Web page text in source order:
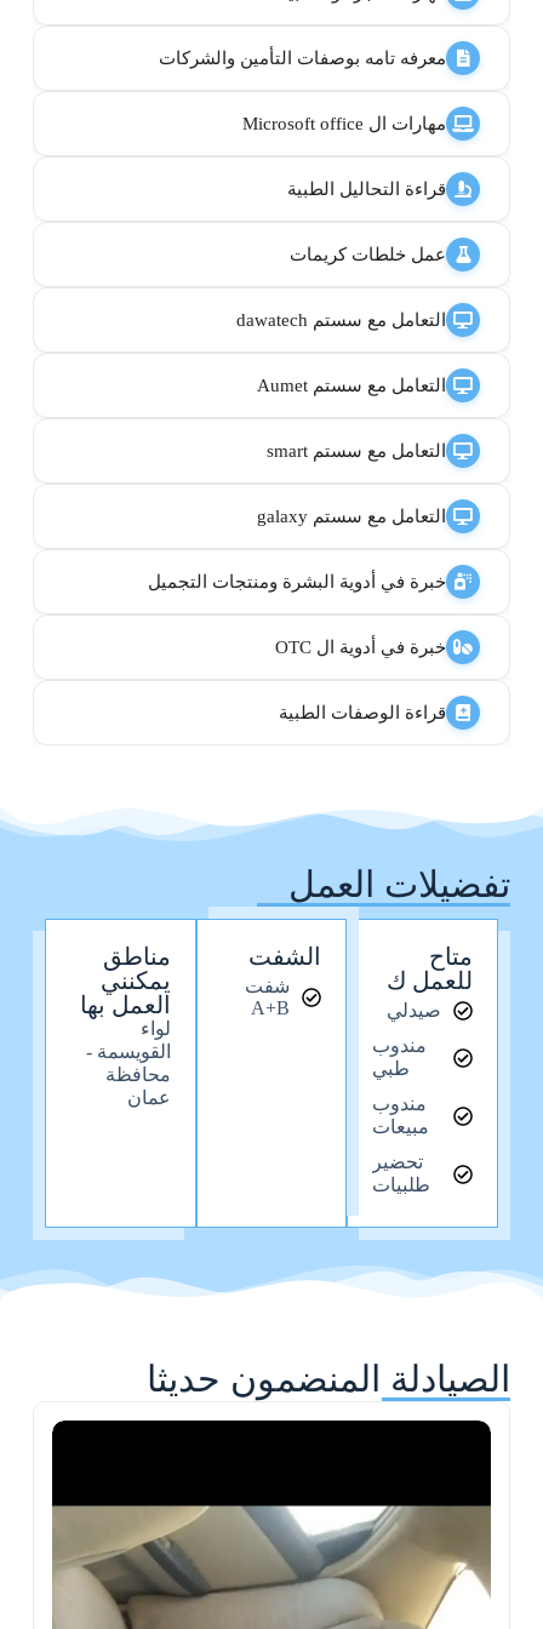
معرفه تامه بوصفات التأمين والشركات
مهارات ال Microsoft office
قراءة التحاليل الطبية
عمل خلطات كريمات
التعامل مع سستم dawatech
التعامل مع سستم Aumet
التعامل مع سستم smart
التعامل مع سستم galaxy
خبرة في أدوية البشرة ومنتجات التجميل
خبرة في أدوية ال OTC
قراءة الوصفات الطبية
تفضيلات العمل
متاح
للعمل ك
صيدلي
مندوب
طبي
مندوب
مبيعات
تحضير
طلبيات
الشفت
شفت
A+B
مناطق
يمكنني
العمل بها
لواء
القويسمة -
محافظة
عمان
الصيادلة المنضمون حديثا